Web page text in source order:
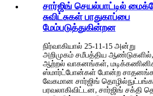
சார்ஜிங் செயல்பாட்டில்
சுவிட்சுகள் பாதுகாப்பை
மேம்படுத்துகின்றன
நிர்வாகியால் 25-11-15 அன்று
அறிமுகம் சமீபத்திய ஆண்டுகளில்,
ஆற்றல் வாகனங்கள்,
ஸ்மார்ட்போன்கள் போன்ற
வேகமான சார்ஜிங்
பரவலாகிவிட்டன, சார்ஜிங் சக்தி